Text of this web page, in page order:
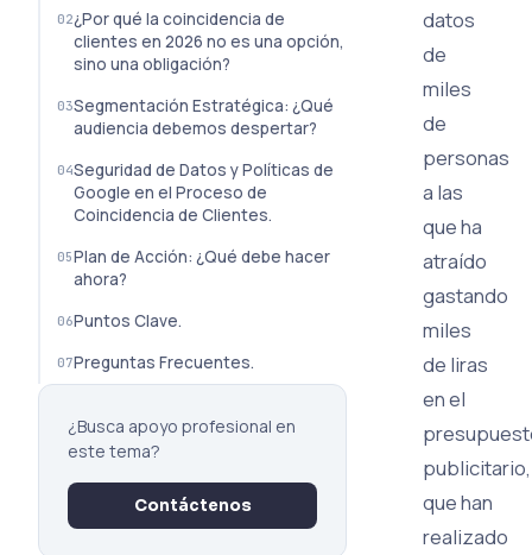
¿Por qué la coincidencia de
clientes en 2026 no es una opción,
sino una obligación?
Segmentación Estratégica: ¿Qué
audiencia debemos despertar?
Seguridad de Datos y Políticas de
Google en el Proceso de
Coincidencia de Clientes.
Plan de Acción: ¿Qué debe hacer
ahora?
Puntos Clave.
Preguntas Frecuentes.
¿Busca apoyo profesional en
este tema?
Contáctenos
datos
de
miles
de
personas
a las
que ha
atraído
gastando
miles
de liras
en el
publicitario,
que han
realizado